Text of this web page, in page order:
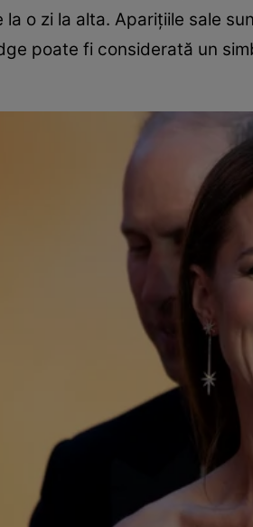
la o zi la alta. Aparițiile sale
poate fi considerată un